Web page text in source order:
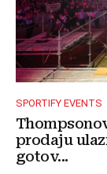
SPORTIFY EVENTS
prodaju
gotov...